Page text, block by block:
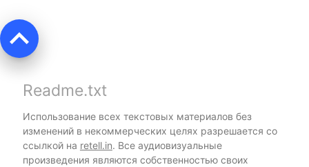
keyboard_arrow_up
Readme.txt
Использование всех текстовых материалов без
изменений в некоммерческих целях разрешается со
ссылкой на retell.in. Все аудиовизуальные
произведения являются собственностью своих